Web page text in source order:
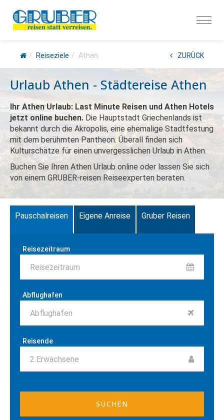
Reiseziele Athen ZURÜCK
Urlaub Athen - Städtereise Athen
Ihr Athen Urlaub: Last Minute Reisen und Athen Hotels
jetzt online buchen. Die Hauptstadt Griechenlands ist
bekannt durch die Akropolis, eine ehemalige Stadtfestung
mit dem berühmten Pantheon. Überall finden sich
Kulturschätze für einen unvergesslichen Urlaub in Athen.
Buchen Sie Ihren Athen Urlaub online oder lassen Sie sich
von einem GRUBER-reisen Reiseexperten beraten.
Pauschalreisen Eigene Anreise Gruber Reisen
Reisezeitraum
Reisezeitraum
Abflughafen
Abflughafen
Reisende
2 Erwachsene